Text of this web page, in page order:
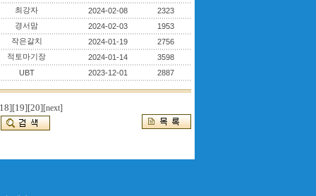
최강자
2024-02-08
2323
경서맘
2024-02-03
1953
작은갈치
2024-01-19
2756
적토마기장
2024-01-14
3598
UBT
2023-12-01 2887
[19][20][next]